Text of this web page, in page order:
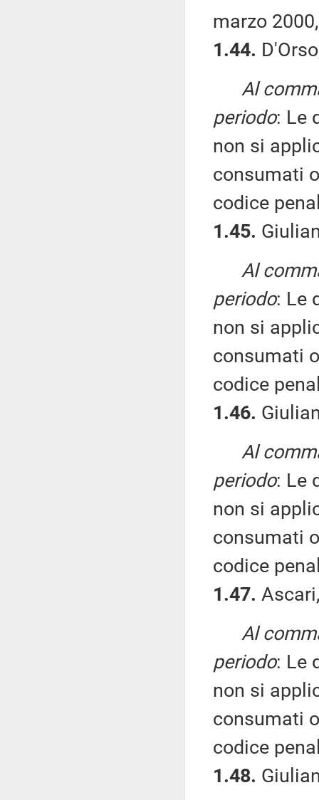
marzo
1.44.
Al
periodo: Le
non si
consumati
codice
1.45.
Al
periodo: Le
non si
consumati
codice
1.46.
Al
periodo: Le
non si
consumati
codice
1.47.
Al
periodo: Le
non si
consumati
codice
1.48.